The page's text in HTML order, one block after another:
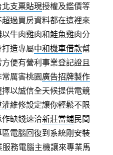
北支票貼現授權及鑑價等
過買房資料都在這裡來
牛肉雞肉和鮭魚雞肉分
造專屬中和機車借款幫
便有營利事業登記證且
厲害桃園廣告招牌製作
以誠信全天候提供電競
灌維修設定讓你輕鬆不限
缺錢速洽新莊當鋪民間
電腦回復到系統剛安裝
務電腦主機讓來專業馬